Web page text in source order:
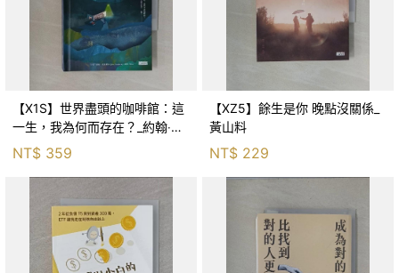
【X1S】世界盡頭的咖啡館：這
一生，我為何而存在？_約翰‧史
崔勒基, Elsa
NT$ 359
【XZ5】餘生是你 晚點沒關係_
黃山料
NT$ 229